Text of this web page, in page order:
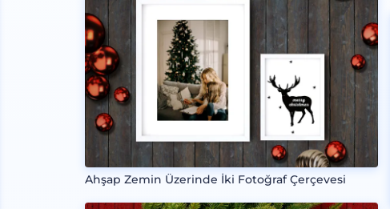
Ahşap Zemin Üzerinde İki Fotoğraf Çerçevesi